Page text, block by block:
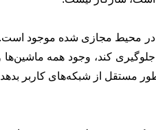
در محیط مجازی شده موجود
کند، وجود همه ماشین‌ها
مستقل از شبکه‌های کاربر